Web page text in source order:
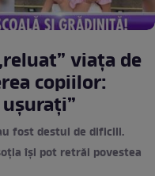
viața de
copiilor:
fost destul de dificili.
își pot retrăi povestea